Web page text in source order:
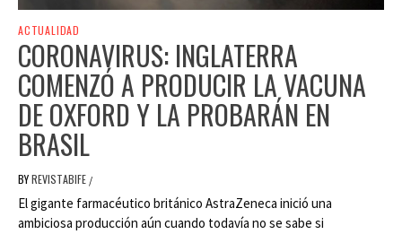
ACTUALIDAD
CORONAVIRUS: INGLATERRA
COMENZÓ A PRODUCIR LA VACUNA
DE OXFORD Y LA PROBARÁN EN
BRASIL
BYREVISTABIFE /
El gigante farmacéutico británico AstraZeneca inició una
ambiciosa producción aún cuando todavía no se sabe si